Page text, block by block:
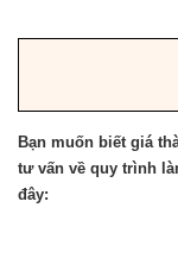
Bạn muốn biết giá
tư vấn về quy trình
đây: